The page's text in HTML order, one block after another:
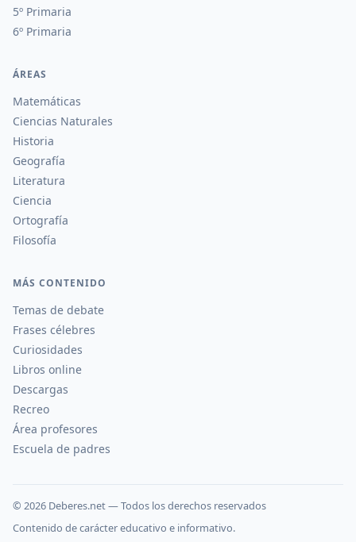
5º Primaria
6º Primaria
ÁREAS
Matemáticas
Ciencias Naturales
Historia
Geografía
Literatura
Ciencia
Ortografía
Filosofía
MÁS CONTENIDO
Temas de debate
Frases célebres
Curiosidades
Libros online
Descargas
Recreo
Área profesores
Escuela de padres
© 2026 Deberes.net — Todos los derechos reservados
Contenido de carácter educativo e informativo.